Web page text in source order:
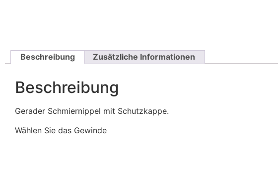
Beschreibung Zusätzliche Informationen
Beschreibung
Gerader Schmiernippel mit Schutzkappe.
Wählen Sie das Gewinde